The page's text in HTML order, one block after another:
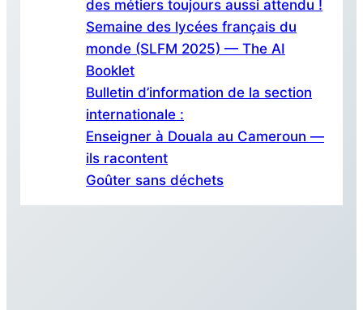
des métiers toujours aussi attendu !
Semaine des lycées français du
monde (SLFM 2025) — The AI
Booklet
Bulletin d’information de la section
internationale :
Enseigner à Douala au Cameroun —
ils racontent
Goûter sans déchets